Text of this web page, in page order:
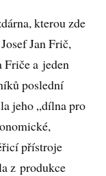
kterou zde
Jan Frič,
Friče a jeden
poslední
jeho „dílna pro
přístroje
z produkce